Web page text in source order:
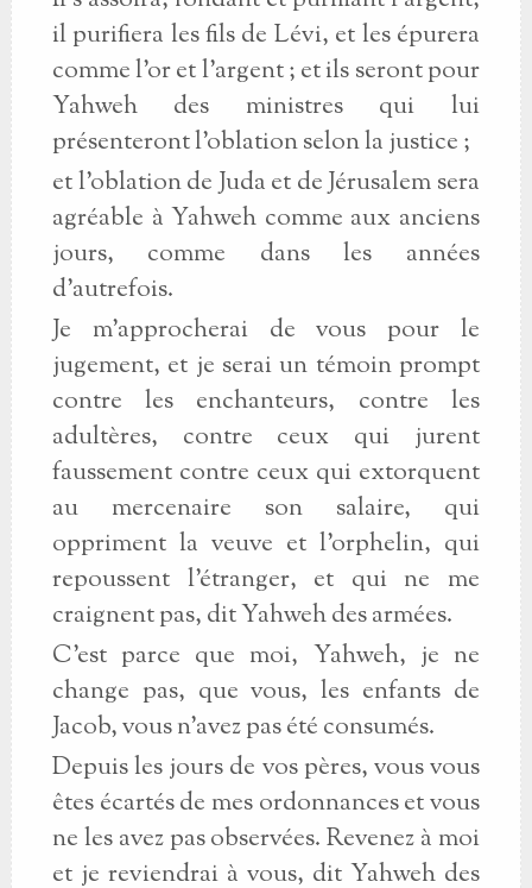
il purifiera les fils de Lévi, et les épurera
comme l'or et l'argent ; et ils seront pour
Yahweh des ministres qui lui
présenteront l'oblation selon la justice ;
et l'oblation de Juda et de Jérusalem sera
agréable à Yahweh comme aux anciens
jours, comme dans les années
d'autrefois.
Je m'approcherai de vous pour le
jugement, et je serai un témoin prompt
contre les enchanteurs, contre les
adultères, contre ceux qui jurent
faussement contre ceux qui extorquent
au mercenaire son salaire, qui
oppriment la veuve et l'orphelin, qui
repoussent l'étranger, et qui ne me
craignent pas, dit Yahweh des armées.
C'est parce que moi, Yahweh, je ne
change pas, que vous, les enfants de
Jacob, vous n'avez pas été consumés.
Depuis les jours de vos pères, vous vous
êtes écartés de mes ordonnances et vous
ne les avez pas observées. Revenez à moi
et je reviendrai à vous, dit Yahweh des